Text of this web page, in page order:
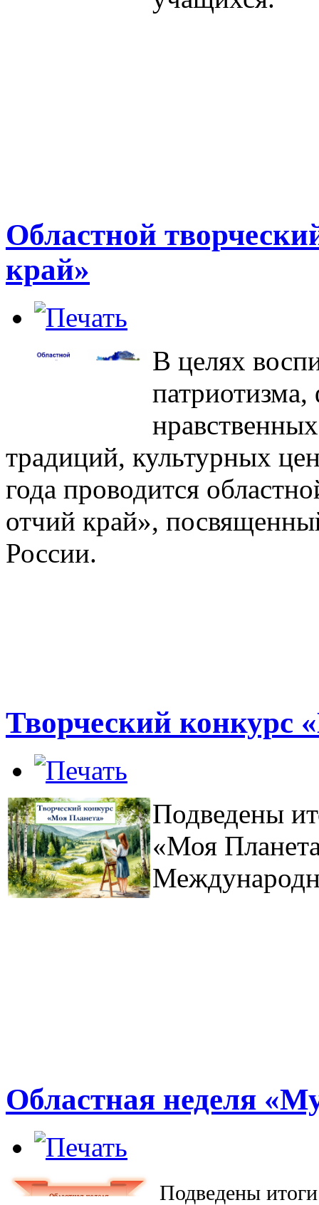
Областной
край»
В целях
традиций, культурных
года проводится
отчий край»,
России.
Творческий конкурс
Подведены
«Моя
Областная неделя
Подведены